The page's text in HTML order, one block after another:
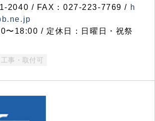
2040 / FAX：027-223-7769 / h
〜18:00 / 定休日：日曜日・祝祭
工事・取付可